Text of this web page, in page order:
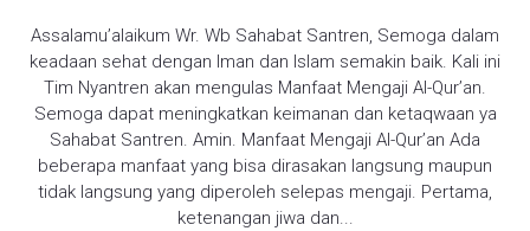
Assalamu’alaikum Wr. Wb Sahabat Santren, Semoga dalam
keadaan sehat dengan Iman dan Islam semakin baik. Kali ini
Tim Nyantren akan mengulas Manfaat Mengaji Al-Qur’an.
Semoga dapat meningkatkan keimanan dan ketaqwaan ya
Sahabat Santren. Amin. Manfaat Mengaji Al-Qur’an Ada
beberapa manfaat yang bisa dirasakan langsung maupun
tidak langsung yang diperoleh selepas mengaji. Pertama,
ketenangan jiwa dan...